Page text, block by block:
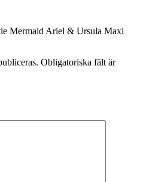
Mermaid Ariel & Ursula Maxi
Obligatoriska fält är